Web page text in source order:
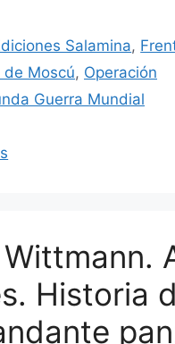
Salamina,
Moscú, Operación
Guerra Mundial
Historia